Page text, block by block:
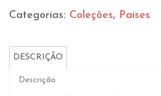
Categorias: Coleções, Países
DESCRIÇÃO
Descrição